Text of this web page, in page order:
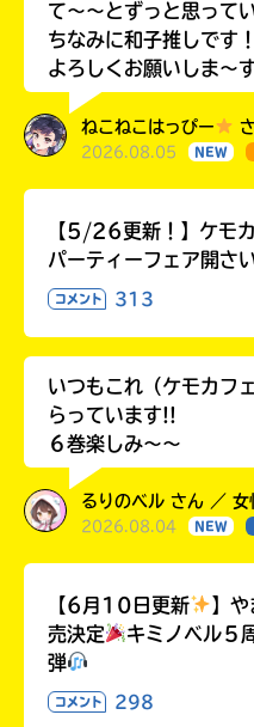
て〜〜とずっと思って
ちなみに和子推しです
よろしくお願いしま〜
ねこねこはっぴー
2026.08.05 NEW
【5/26更新！】ケモ
パーティーフェア開さ
コメント 313
いつもこれ（ケモカフ
らっています!!
６巻楽しみ～～
るりのベル さん ／
2026.08.04 NEW
【6月10日更新
】
売決定
キミノベル５
弾
コメント 298